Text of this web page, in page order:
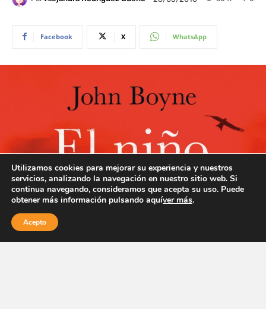
Utilizamos cookies para mejorar su experiencia y nuestros
servicios, analizando la navegación en nuestro sitio web. Si
continua navegando, consideramos que acepta su uso. Puede
obtener más información pulsando aquíver más.
Acepto